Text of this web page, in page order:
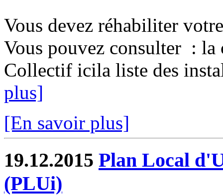
Vous devez réhabiliter
Vous pouvez consulter : la
Collectif icila liste des
plus]
[En savoir plus]
19.12.2015 Plan Local
(PLUi)